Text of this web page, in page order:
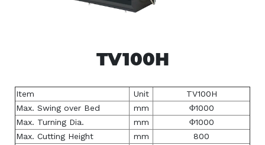
TV100H
Item Unit
TV100H
Max. Swing over Bed
mm
Φ1000
Max. Turning Dia.
mm
Φ1000
Max. Cutting Height
mm
800